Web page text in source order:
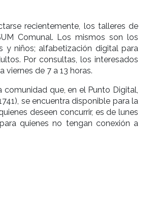
recientemente, los talleres de
Comunal. Los mismos son los
y niños; alfabetización digital para
Por consultas, los interesados
viernes de 7 a 13 horas.
que, en el Punto Digital,
se encuentra disponible para la
deseen concurrir, es de lunes
quienes no tengan conexión a